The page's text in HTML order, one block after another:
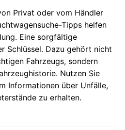
Privat oder vom Händler
Tipps helfen
Eine sorgfältige
Schlüssel. Dazu gehört nicht
Fahrzeugs, sondern
Nutzen Sie
Informationen über Unfälle,
zu erhalten.